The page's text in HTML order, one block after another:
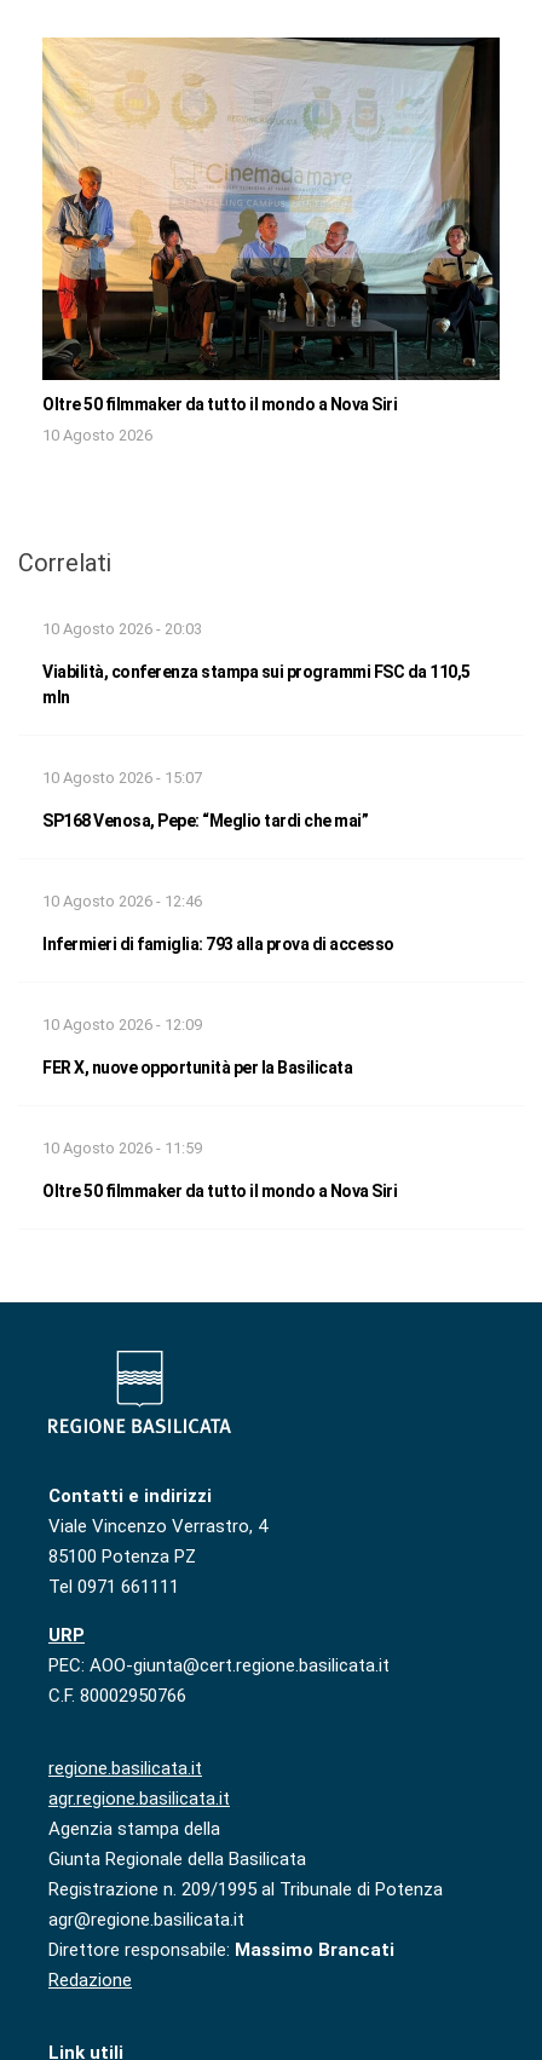
Oltre 50 filmmaker da tutto il mondo a Nova Siri
10 Agosto 2026
Correlati
10 Agosto 2026 - 20:03
Viabilità, conferenza stampa sui programmi FSC da 110,5
mln
10 Agosto 2026 - 15:07
SP168 Venosa, Pepe: “Meglio tardi che mai”
10 Agosto 2026 - 12:46
Infermieri di famiglia: 793 alla prova di accesso
10 Agosto 2026 - 12:09
FER X, nuove opportunità per la Basilicata
10 Agosto 2026 - 11:59
Oltre 50 filmmaker da tutto il mondo a Nova Siri
Contatti e indirizzi
Viale Vincenzo Verrastro, 4
85100 Potenza PZ
Tel 0971 661111
URP
PEC: AOO-giunta@cert.regione.basilicata.it
C.F. 80002950766
regione.basilicata.it
agr.regione.basilicata.it
Agenzia stampa della
Giunta Regionale della Basilicata
Registrazione n. 209/1995 al Tribunale di Potenza
agr@regione.basilicata.it
Direttore responsabile: Massimo Brancati
Redazione
Link utili